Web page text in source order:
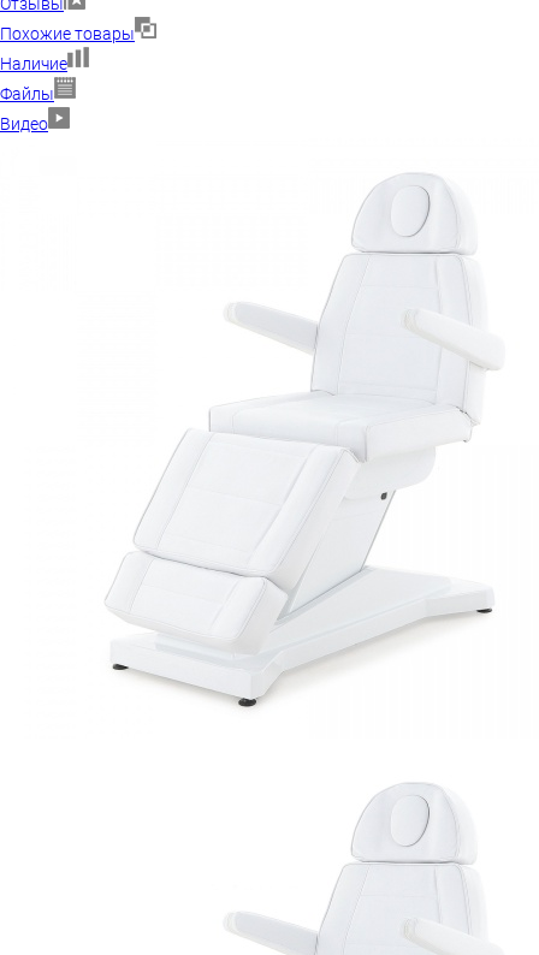
Похожие товары
Наличие
Файлы
Видео